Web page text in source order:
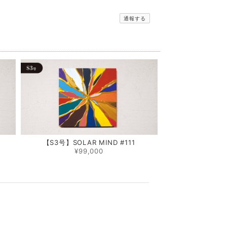
通報する
【S3号】SOLAR MIND #111
¥99,000